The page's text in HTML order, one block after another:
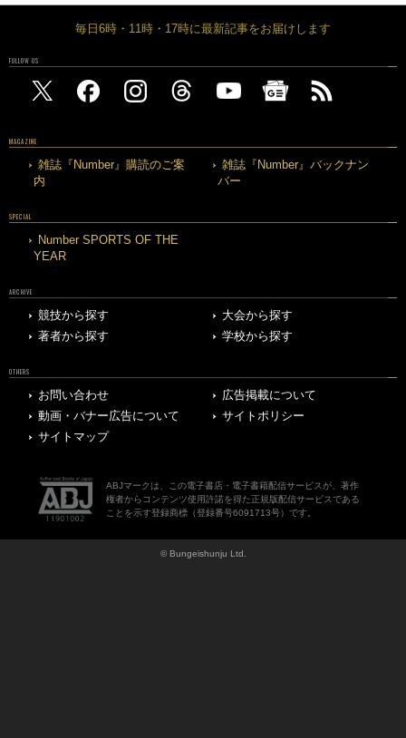
毎日6時・11時・17時に最新記事をお届けします
FOLLOW US
MAGAZINE
雑誌『Number』購読のご案
内
雑誌『Number』バックナン
バー
SPECIAL
Number SPORTS OF THE
YEAR
ARCHIVE
競技から探す
大会から探す
著者から探す
学校から探す
OTHERS
お問い合わせ
広告掲載について
動画・バナー広告について
サイトポリシー
サイトマップ
ABJマークは、この電子書店・電子書籍配信サービスが、著作
権者からコンテンツ使用許諾を得た正規版配信サービスである
ことを示す登録商標（登録番号6091713号）です。
© Bungeishunju Ltd.